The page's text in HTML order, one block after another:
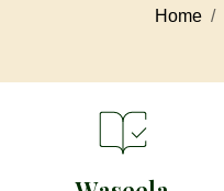
Home